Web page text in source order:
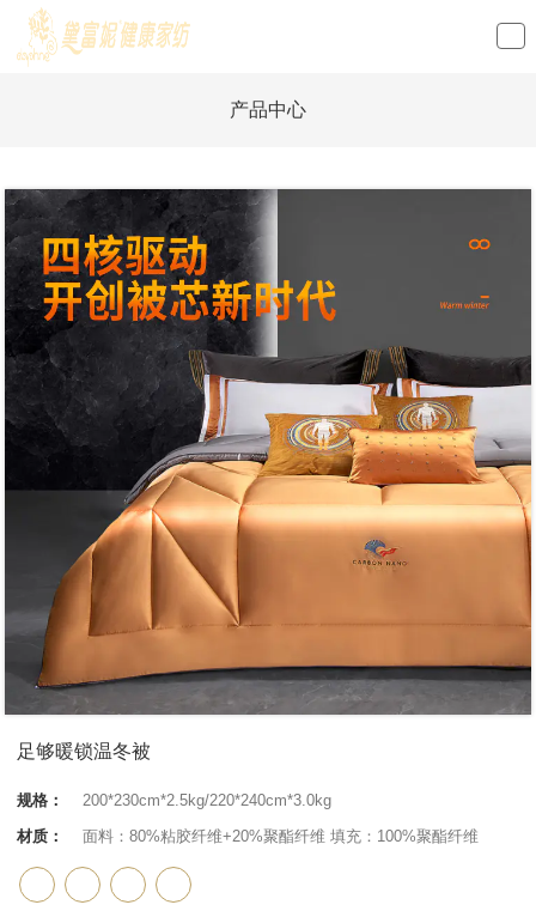
loading
产品中心
足够暖锁温冬被
规格：
200*230cm*2.5kg/220*240cm*3.0kg
材质：
面料：80%粘胶纤维+20%聚酯纤维 填充：100%聚酯纤维